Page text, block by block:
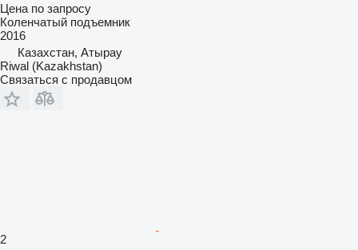
Цена по запросу
Коленчатый подъемник
2016
Казахстан, Атырау
Riwal (Kazakhstan)
Связаться с продавцом
2